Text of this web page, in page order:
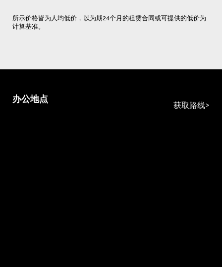
所示价格皆为人均低价，以为期24个月的租赁合同或可提供的低价为
计算基准。
办公地点
获取路线